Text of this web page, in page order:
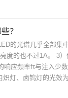
？
的光谱几乎全部
的也不过1A。 3
应频率fτ与注入
灯、卤钨灯的光